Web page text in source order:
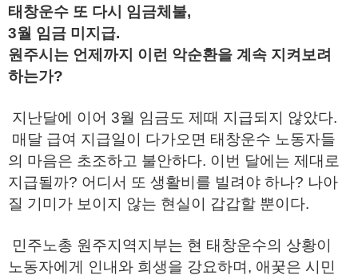
태창운수 또 다시 임금체불,
3월 임금 미지급.
원주시는 언제까지 이런 악순환을 계속 지켜보려
하는가?
지난달에 이어 3월 임금도 제때 지급되지 않았다.
매달 급여 지급일이 다가오면 태창운수 노동자들
의 마음은 초조하고 불안하다. 이번 달에는 제대로
지급될까? 어디서 또 생활비를 빌려야 하나? 나아
질 기미가 보이지 않는 현실이 갑갑할 뿐이다.
민주노총 원주지역지부는 현 태창운수의 상황이
노동자에게 인내와 희생을 강요하며, 애꿎은 시민